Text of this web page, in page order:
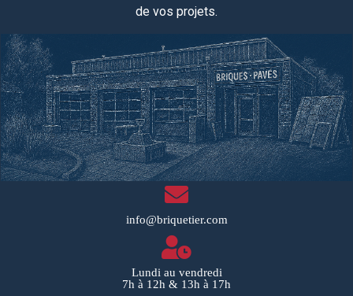
de vos projets.
info@briquetier.com
Lundi au vendredi
7h à 12h & 13h à 17h